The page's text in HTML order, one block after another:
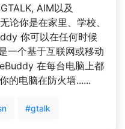
AIM以及
论你是在家里、学校、
你可以在任何时候
一个基于互联网或移动
在每台电脑上都
的电脑在防火墙......
#gtalk